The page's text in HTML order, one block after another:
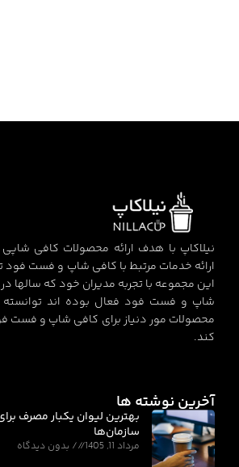
نیلاکاپ با هدف ارائه محصولات کافی
ارائه خدمات مرتبط با کافی شاپ و فست
این مجموعه با تجربه مدیران خود که سالها
شاپ و فست فود فعال بوده اند
محصولات مور دنیاز برای کافی شاپ و فست
کند.
آخرین نوشته ها
بهترین لیوان یکبار مصرف
سازمان‌ها
مرداد 11, 1405 بدون دیدگاه